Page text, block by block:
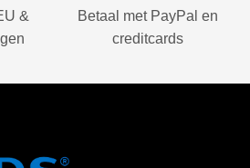
&
Betaal met PayPal en
creditcards